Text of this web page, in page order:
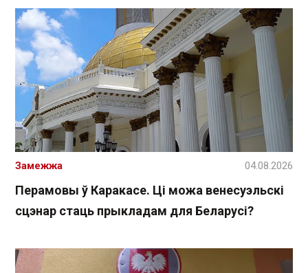
Перамовы ў Каракасе. Ці можа венесуэльскі
сцэнар стаць прыкладам для Беларусі?
Замежжа 04.08.2026